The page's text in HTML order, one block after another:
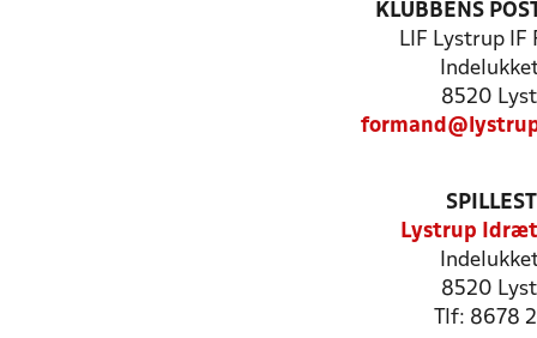
KLUBBENS
LIF Lystrup IF
8520
Lystrup
8520
Tlf: 8678